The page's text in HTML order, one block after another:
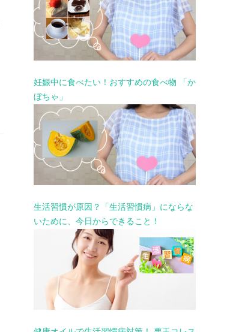
妊娠中に食べたい！おすすめの食べ物 「か
ぼちゃ」
生活習慣が原因？「生活習慣病」にならな
いために、今日からできること！